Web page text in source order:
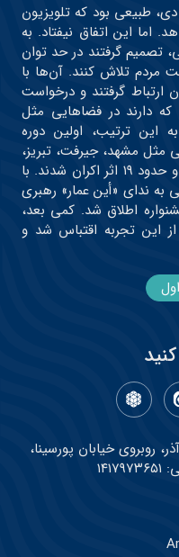
دی، طبیعی بود که تلویزیون
اما این اتفاق نیفتاد. به
تصمیم گرفتند در حد توان
مردم تلاش کنند. آن‌ها با
ارتباط گرفتند و درخواست
که دارند در فضاهایی مثل
ترتیب، اولین دوره
از شهرهایی مثل مشهد، جیرفت، تبریز،
تهران و… به صورت مردمی برگزار شد و حدود ۱۹ اثر اکران شدند. با
به ندای «أین عمار» رهبری
اطلاق شد. کمی بعد،
این تجربه اقتباس شد و
تهران، بلوار کشاورز، خیابان ۱۶ آذر، روبروی خیابان پورسینا،